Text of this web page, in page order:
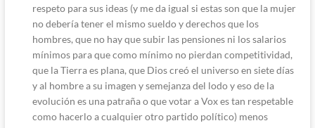
respeto para sus ideas (y me da igual si estas son que la mujer
no debería tener el mismo sueldo y derechos que los
hombres, que no hay que subir las pensiones ni los salarios
mínimos para que como mínimo no pierdan competitividad,
que la Tierra es plana, que Dios creó el universo en siete días
y al hombre a su imagen y semejanza del lodo y eso de la
evolución es una patraña o que votar a Vox es tan respetable
como hacerlo a cualquier otro partido político) menos